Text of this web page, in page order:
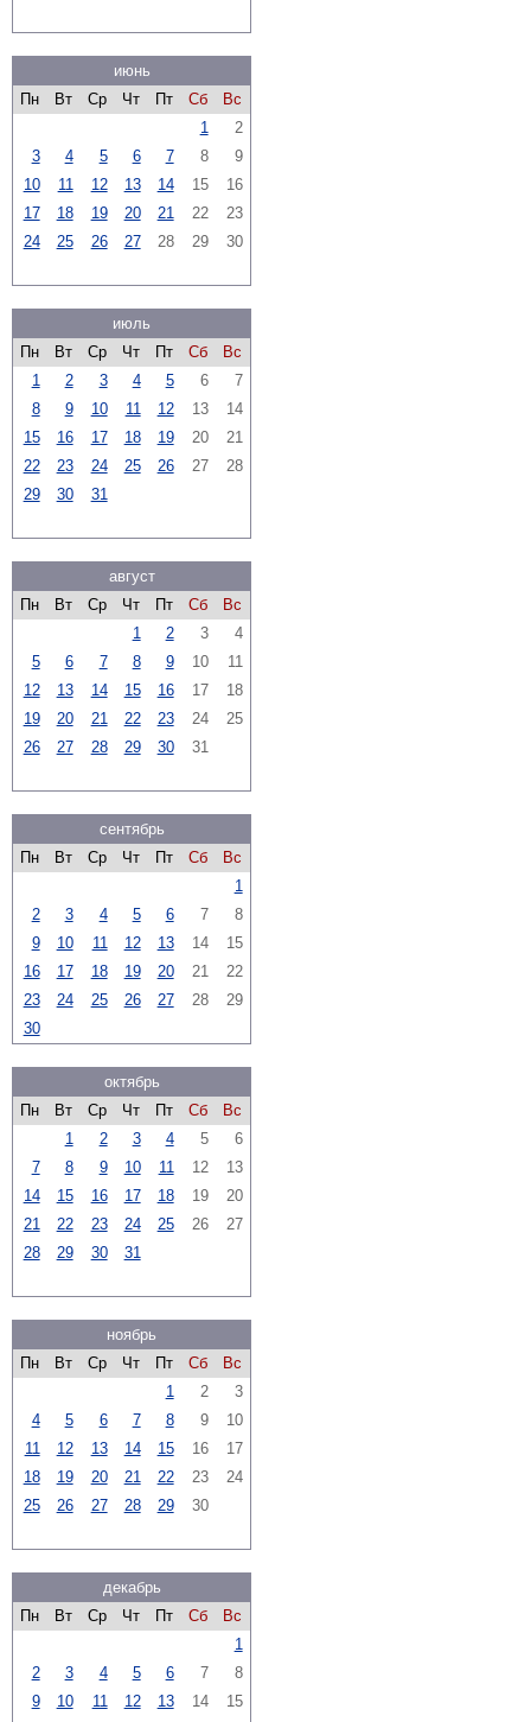
июнь
Пн
Вт Ср Чт Пт Сб
Вс
1
2
3
4 5 6 7 8
9
10
11 12 13 14 15
16
17
18 19 20 21 22
23
24
25 26 27 28 29 30
июль
Пн
Вт Ср Чт Пт Сб
Вс
1
2 3 4 5 6
7
8
9 10 11 12 13
14
15
16 17 18 19 20
21
22
23 24 25 26 27
28
29
30 31
август
Пн
Вт Ср Чт Пт Сб
Вс
1
2 3
4
5
6 7 8 9 10
11
12
13 14 15 16 17
18
19
20 21 22 23 24
25
26
27 28 29 30 31
сентябрь
Пн
Вт Ср Чт Пт Сб
Вс
1
2
3 4 5 6 7
8
9
10 11 12 13 14
15
16
17 18 19 20 21
22
23
24 25 26 27 28
29
30
октябрь
Пн
Вт Ср Чт Пт Сб
Вс
1
2 3 4 5
6
7
8 9 10 11 12
13
14
15 16 17 18 19
20
21
22 23 24 25 26
27
28
29 30 31
ноябрь
Пн
Вт Ср Чт Пт Сб
Вс
1
2
3
4
5 6 7 8 9
10
11
12 13 14 15 16
17
18
19 20 21 22 23
24
25
26 27 28 29 30
декабрь
Пн
Вт Ср Чт Пт Сб
Вс
1
2
3 4 5 6 7
8
9
10 11 12 13 14
15